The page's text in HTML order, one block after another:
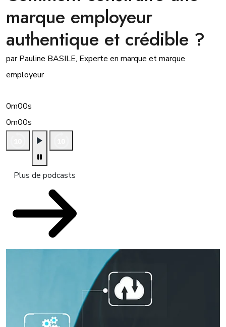
marque employeur
authentique et crédible ?
par Pauline BASILE, Experte en marque et marque
employeur
0m00s
0m00s
Plus de podcasts